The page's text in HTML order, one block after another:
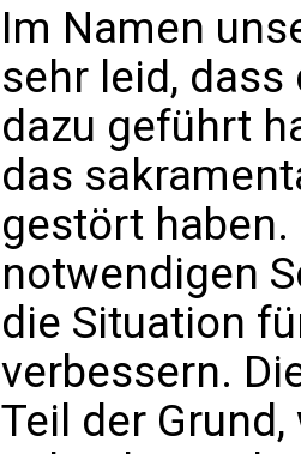
Im Namen
sehr leid,
dazu geführt
das
gestört
notwendigen
die Situation
verbessern.
Teil der